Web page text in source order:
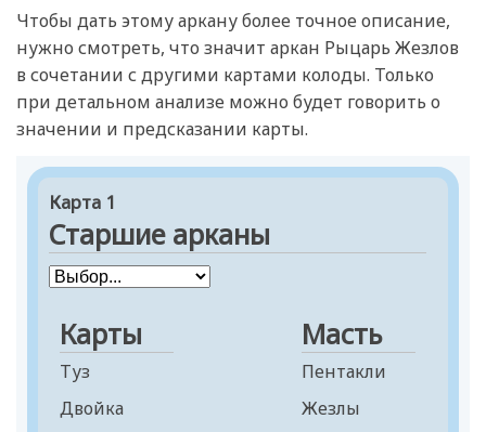
Чтобы дать этому аркану более точное описание,
нужно смотреть, что значит аркан Рыцарь Жезлов
в сочетании с другими картами колоды. Только
при детальном анализе можно будет говорить о
значении и предсказании карты.
Карта 1
Старшие арканы
Карты
Туз
Двойка
Масть
Пентакли
Жезлы